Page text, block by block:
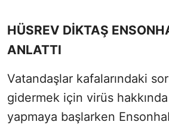
HÜSREV DİKTAŞ
ANLATTI
Vatandaşlar kafalarındaki
gidermek için virüs hakkında
yapmaya başlarken